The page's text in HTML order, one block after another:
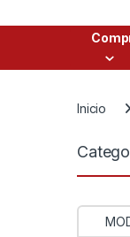
Inicio